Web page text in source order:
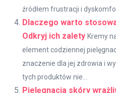
źródłem frustracji i
Dlaczego warto
Odkryj ich zalety Kremy
element codziennej
znaczenie dla jej zdrowia i
tych produktów nie...
Pielęgnacja skóry